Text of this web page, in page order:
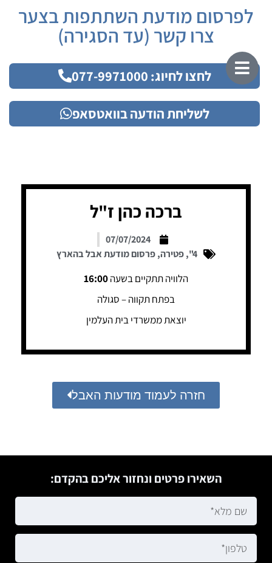
לפרסום מודעת השתתפות בצער
צרו קשר (עד הסגירה)
לחצו לחיוג: 077-9971000
לשליחת הודעה בוואטסאפ
ברכה כהן ז"ל
07/07/2024
4"
,פטירה,פרסום מודעת אבל בהארץ
הלוויה תתקיים בשעה16:00
בפתח תקווה – סגולה
יוצאת ממשרדי בית העלמין
חזרה לעמוד מודעות האבל
השאירו פרטים ונחזור אליכם בהקדם: